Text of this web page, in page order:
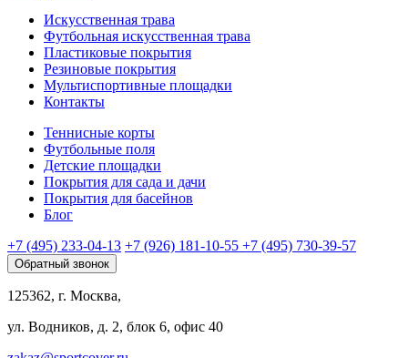
Искусственная трава
Футбольная искусственная трава
Пластиковые покрытия
Резиновые покрытия
Мультиспортивные площадки
Контакты
Теннисные корты
Футбольные поля
Детские площадки
Покрытия для сада и дачи
Покрытия для басейнов
Блог
+7 (495) 233-04-13 +7 (926) 181-10-55 +7 (495) 730-39-57
Обратный звонок
125362, г. Москва,
ул. Водников, д. 2, блок 6, офис 40